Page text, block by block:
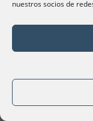
nuestros socios de
©Cámara